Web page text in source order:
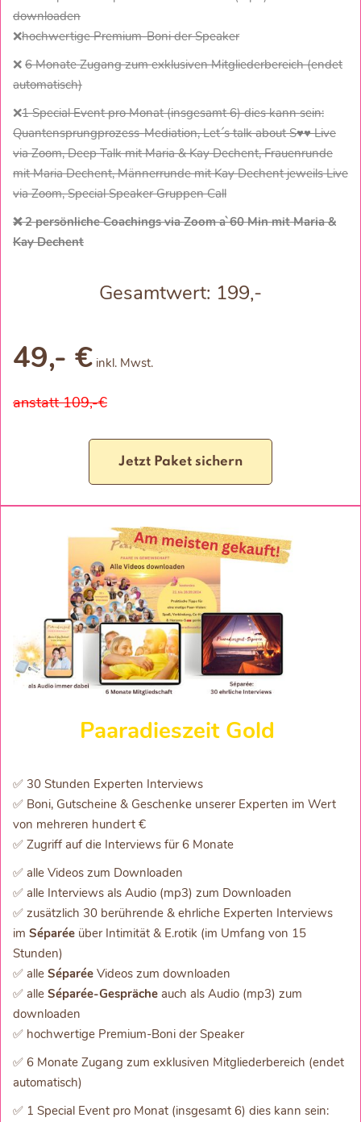
downloaden
❌hochwertige Premium-Boni der Speaker
❌ 6 Monate Zugang zum exklusiven Mitgliederbereich (endet
automatisch)
❌1 Special Event pro Monat (insgesamt 6) dies kann sein:
Quantensprungprozess-Mediation, Let´s talk about S♥♥ Live
via Zoom, Deep Talk mit Maria & Kay Dechent, Frauenrunde
mit Maria Dechent, Männerrunde mit Kay Dechent jeweils Live
via Zoom, Special Speaker Gruppen Call
❌ 2 persönliche Coachings via Zoom a`60 Min mit Maria &
Kay Dechent
Gesamtwert: 199,-
49,- € inkl. Mwst.
anstatt 109,-€
Jetzt Paket sichern
Paaradieszeit Gold
✅ 30 Stunden Experten Interviews
✅ Boni, Gutscheine & Geschenke unserer Experten im Wert
von mehreren hundert €
✅ Zugriff auf die Interviews für 6 Monate
✅ alle Videos zum Downloaden
✅ alle Interviews als Audio (mp3) zum Downloaden
✅ zusätzlich 30 berührende & ehrliche Experten Interviews
im Séparée über Intimität & E.rotik (im Umfang von 15
Stunden)
✅ alle Séparée Videos zum downloaden
✅ alle Séparée-Gespräche auch als Audio (mp3) zum
downloaden
✅ hochwertige Premium-Boni der Speaker
✅ 6 Monate Zugang zum exklusiven Mitgliederbereich (endet
automatisch)
✅ 1 Special Event pro Monat (insgesamt 6) dies kann sein: